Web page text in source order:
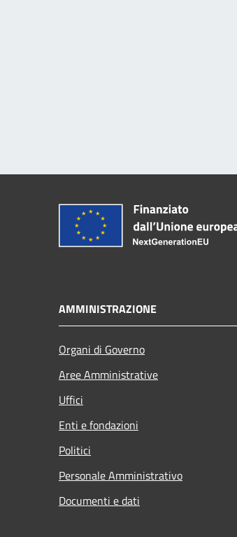
AMMINISTRAZIONE
Organi di Governo
Aree Amministrative
Uffici
Enti e fondazioni
Politici
Personale Amministrativo
Documenti e dati